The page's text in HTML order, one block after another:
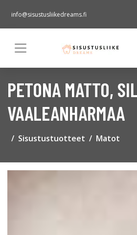
info@sisustusliikedreams.fi
PETONA MATTO,
VAALEANHARMAA
Sisustustuotteet Matot